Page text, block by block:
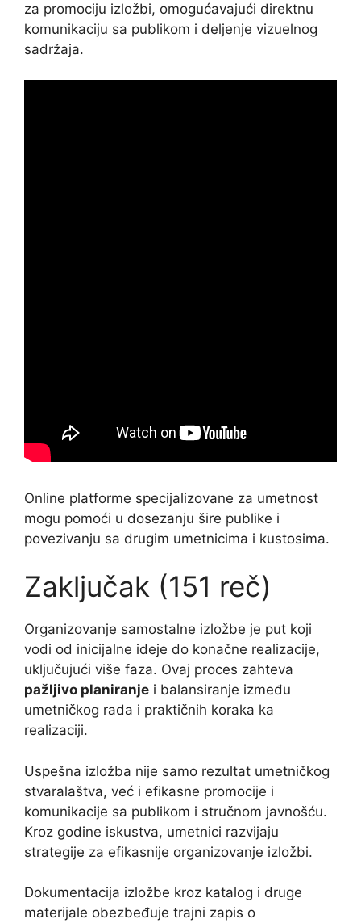
za promociju izložbi, omogućavajući direktnu
komunikaciju sa publikom i deljenje vizuelnog
sadržaja.
Online platforme specijalizovane za umetnost
mogu pomoći u dosezanju šire publike i
povezivanju sa drugim umetnicima i kustosima.
Zaključak (151 reč)
Organizovanje samostalne izložbe je put koji
vodi od inicijalne ideje do konačne realizacije,
uključujući više faza. Ovaj proces zahteva
pažljivo planiranje i balansiranje između
umetničkog rada i praktičnih koraka ka
realizaciji.
Uspešna izložba nije samo rezultat umetničkog
stvaralaštva, već i efikasne promocije i
komunikacije sa publikom i stručnom javnošću.
Kroz godine iskustva, umetnici razvijaju
strategije za efikasnije organizovanje izložbi.
Dokumentacija izložbe kroz katalog i druge
materijale obezbeđuje trajni zapis o